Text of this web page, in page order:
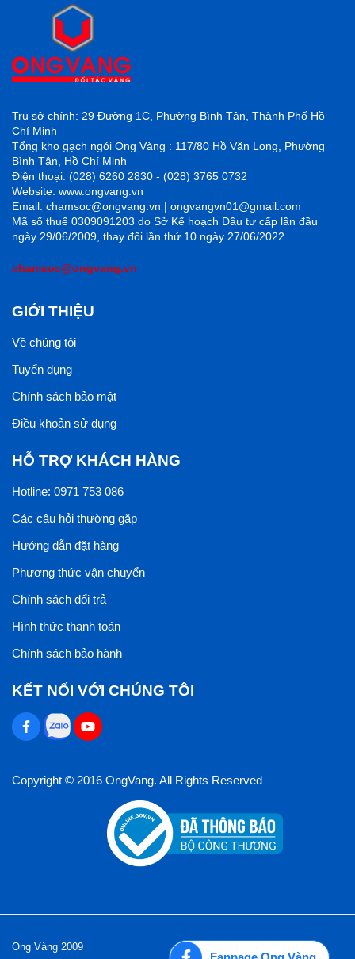
Trụ sở chính: 29 Đường 1C, Phường Bình Tân, Thành Phố Hồ
Chí Minh
Tổng kho gạch ngói Ong Vàng : 117/80 Hồ Văn Long, Phường
Bình Tân, Hồ Chí Minh
Điện thoại: (028) 6260 2830 - (028) 3765 0732
Website: www.ongvang.vn
Email: chamsoc@ongvang.vn | ongvangvn01@gmail.com
Mã số thuế 0309091203 do Sở Kế hoạch Đầu tư cấp lần đầu
ngày 29/06/2009, thay đổi lần thứ 10 ngày 27/06/2022
chamsoc@ongvang.vn
GIỚI THIỆU
Về chúng tôi
Tuyển dụng
Chính sách bảo mật
Điều khoản sử dụng
HỖ TRỢ KHÁCH HÀNG
Hotline: 0971 753 086
Các câu hỏi thường gặp
Hướng dẫn đặt hàng
Phương thức vận chuyển
Chính sách đổi trả
Hình thức thanh toán
Chính sách bảo hành
KẾT NỐI VỚI CHÚNG TÔI
Copyright © 2016 OngVang. All Rights Reserved
Ong Vàng 2009